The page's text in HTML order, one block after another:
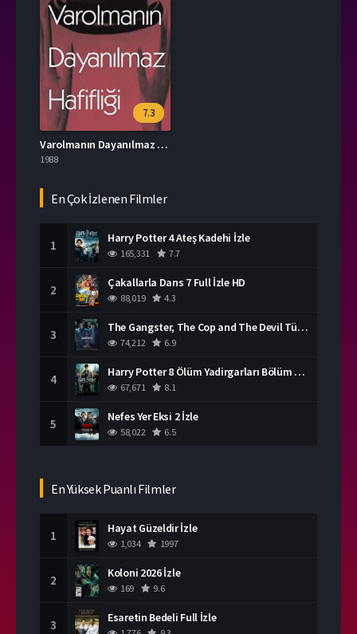
7.3
Varolmanın Dayanılmaz Hafifliği İzle
1988
En Çok İzlenen Filmler
1 Harry Potter 4 Ateş Kadehi İzle
165,331 7.7
2 Çakallarla Dans 7 Full İzle HD
88,019 4.3
3 The Gangster, The Cop and The Devil Türkçe Dublaj İzle
74,212 6.9
4 Harry Potter 8 Ölüm Yadirgarları Bölüm 2 İzle
67,671 8.1
5 Nefes Yer Eksi 2 İzle
58,022 6.5
En Yüksek Puanlı Filmler
1 Hayat Güzeldir İzle
1,034 1997
2 Koloni 2026 İzle
169 9.6
3 Esaretin Bedeli Full İzle